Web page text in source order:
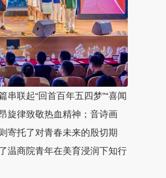
联起“回首百年五四梦”“喜闻
旋律致敬热血精神；音诗画
寄托了对青春未来的殷切期
温商院青年在美育浸润下知行